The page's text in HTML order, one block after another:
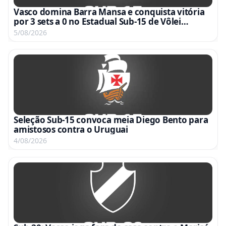
Vasco domina Barra Mansa e conquista vitória
por 3 sets a 0 no Estadual Sub-15 de Vôlei
Feminino
5/08/2026
Seleção Sub-15 convoca meia Diego Bento para
amistosos contra o Uruguai
4/08/2026